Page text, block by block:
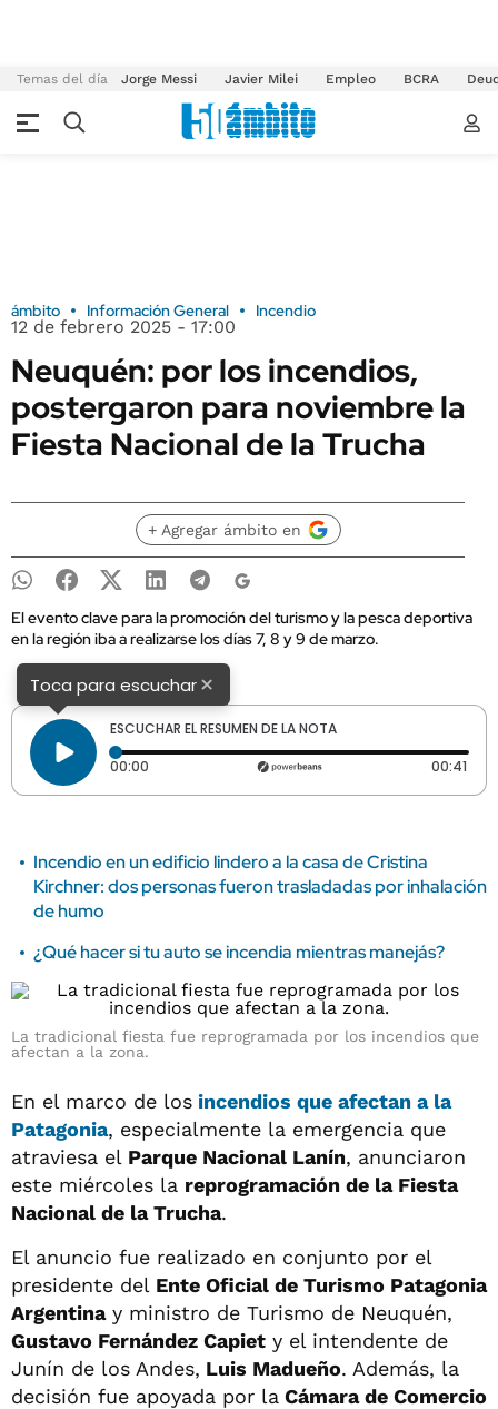
Temas del día Jorge Messi Javier Milei Empleo BCRA
ámbito Información General Incendio
12 de febrero 2025 - 17:00
Neuquén: por los incendios,
postergaron para noviembre la
Fiesta Nacional de la Trucha
+ Agregar ámbito en
El evento clave para la promoción del turismo y la pesca deportiva
en la región iba a realizarse los días 7, 8 y 9 de marzo.
Toca para escuchar×
ESCUCHAR EL RESUMEN DE LA NOTA
00:00 Tiempo transcurrido: 0 segundos 00:41
Incendio en un edificio lindero a la casa de Cristina
Kirchner: dos personas fueron trasladadas por inhalación
de humo
¿Qué hacer si tu auto se incendia mientras manejás?
La tradicional fiesta fue reprogramada por los incendios que
afectan a la zona.
En el marco de los incendios que afectan a la
Patagonia, especialmente la emergencia que
atraviesa el Parque Nacional Lanín, anunciaron
este miércoles la reprogramación de la Fiesta
Nacional de la Trucha.
El anuncio fue realizado en conjunto por el
presidente del Ente Oficial de Turismo Patagonia
Argentinay ministro de Turismo de Neuquén,
Gustavo Fernández Capiet y el intendente de
Junín de los Andes, Luis Madueño. Además, la
decisión fue apoyada por la Cámara de Comercio